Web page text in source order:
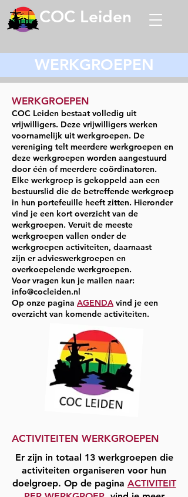
COC Leiden
WERKGROEPEN
WERKGROEPEN
COC Leiden bestaat volledig uit
vrijwilligers. Deze vrijwilligers werken
voornamelijk uit werkgroepen. De
vereniging telt meerdere werkgroepen en
deze werkgroepen worden aangestuurd
door één of meerdere coördinatoren.
Elke werkgroep is gekoppeld aan een
bestuurslid die de betreffende werkgroep
in hun portefeuille heeft zitten. Hieronder
vind je een kort overzicht van de
werkgroepen. Veruit de meeste
werkgroepen vallen onder de
werkgroepen activiteiten, daarnaast
zijn er advieswerkgroepen en
overkoepelende werkgroepen.
Voor vragen kun je mailen naar:
info@cocleiden.nl
Op onze pagina AGENDA vind je een
overzicht van komende activiteiten.
ACTIVITEITEN WERKGROEPEN
Er zijn in totaal 13 werkgroepen die
activiteiten organiseren voor hun
doelgroep. Op de pagina ACTIVITEIT